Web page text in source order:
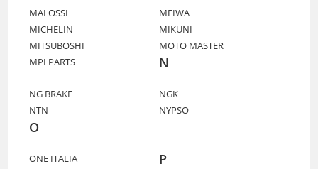
MALOSSI
MEIWA
MICHELIN
MIKUNI
MITSUBOSHI
MOTO MASTER
MPI PARTS
N
NG BRAKE
NGK
NTN
NYPSO
O
ONE ITALIA P